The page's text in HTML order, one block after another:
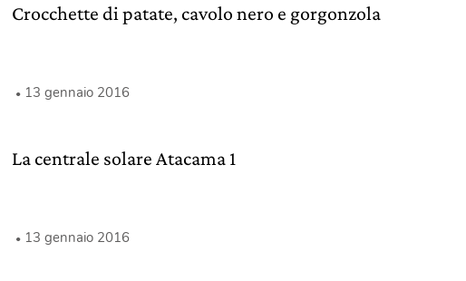
Crocchette di patate, cavolo nero e gorgonzola
13 gennaio 2016
La centrale solare Atacama 1
13 gennaio 2016